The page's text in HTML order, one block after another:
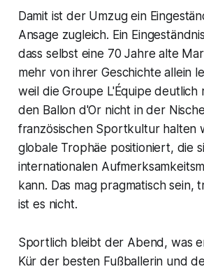
Damit ist der Umzug ein
Ansage zugleich. Ein
dass selbst eine 70 Jahre alte
mehr von ihrer Geschichte allein
weil die Groupe L'Équipe deutlich
den Ballon d'Or nicht in der
französischen Sportkultur halten
globale Trophäe positioniert, die
internationalen
kann. Das mag pragmatisch sein,
ist es nicht.
Sportlich bleibt der Abend, was
Kür der besten Fußballerin und